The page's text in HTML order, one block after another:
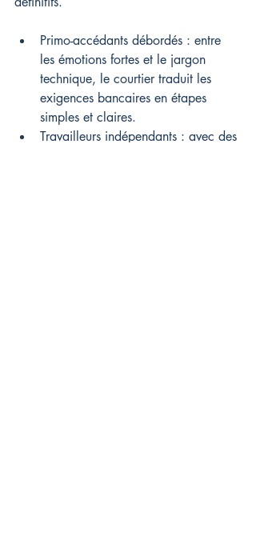
Primo-accédants débordés : entre
les émotions fortes et le jargon
technique, le courtier traduit les
exigences bancaires en étapes
simples et claires.
Travailleurs indépendants : avec des